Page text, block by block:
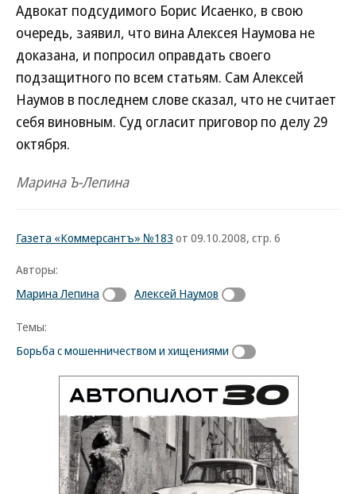
Адвокат подсудимого Борис Исаенко, в свою
очередь, заявил, что вина Алексея Наумова не
доказана, и попросил оправдать своего
подзащитного по всем статьям. Сам Алексей
Наумов в последнем слове сказал, что не считает
себя виновным. Суд огласит приговор по делу 29
октября.
Марина Ъ-Лепина
Газета «Коммерсантъ» №183 от 09.10.2008, стр. 6
Авторы:
Марина Лепина
Алексей Наумов
Темы:
Борьба с мошенничеством и хищениями